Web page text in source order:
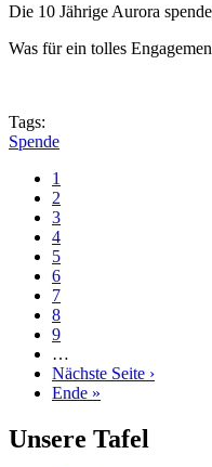
Die 10 Jährige Aurora
Was für ein tolles
Tags:
Spende
Seitennummerierung
Seite
1
Seite
2
Seite
3
Seite
4
Seite
5
Seite
6
Seite
7
Seite
8
Seite
9
…
Nächste
Seite
Nächste Seite ›
Letzte
Ende »
Unsere Tafel